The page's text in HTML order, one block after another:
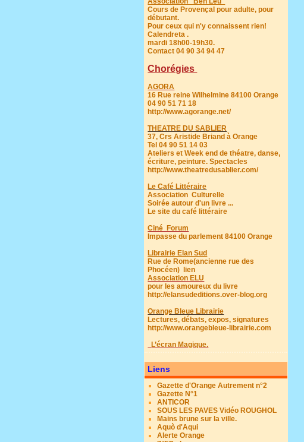
Cours de Provençal pour adulte, pour
débutant.
Pour ceux qui n'y connaissent rien!
Calendreta .
mardi 18h00-19h30.
Contact 04 90 34 94 47
Chorégies
AGORA
16 Rue reine Wilhelmine 84100 Orange
04 90 51 71 18
http://www.agorange.net/
THEATRE DU SABLIER
37, Crs Aristide Briand à Orange
Tel 04 90 51 14 03
Ateliers et Week end de théatre, danse,
écriture, peinture. Spectacles
http://www.theatredusablier.com/
Le Café Littéraire
Association Culturelle
Soirée autour d'un livre ...
Le site du café littéraire
Ciné Forum
Impasse du parlement 84100 Orange
Librairie Elan Sud
Rue de Rome(ancienne rue des
Phocéen)
lien
Association ELU
pour les amoureux du livre
http://elansudeditions.over-blog.org
Orange Bleue Librairie
Lectures, débats, expos, signatures
http://www.orangebleue-librairie.com
L’écran Magique.
Liens
Gazette d'Orange Autrement n°2
Gazette N°1
ANTICOR
SOUS LES PAVES Vidéo ROUGHOL
Mains brune sur la ville.
Aquò d'Aqui
Alerte Orange